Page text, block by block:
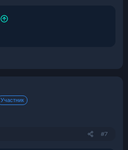
Участник
#7